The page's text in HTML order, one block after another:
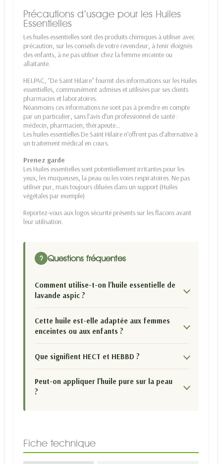
Précautions d’usage pour les Huiles
Essentielles
Les huiles essentielles sont des produits chimiques à utiliser avec
précaution, sur les conseils de votre revendeur, à tenir éloignés
des enfants, à ne pas utiliser chez la femme enceinte ou
allaitante.
HELPAC, "De Saint Hilaire" fournit des informations sur les Huiles
essentielles, communément admises et utilisées par ses clients
pharmacies et laboratoires.
Néanmoins ces informations ne sont pas à prendre en compte
par un particulier, sans l’avis d’un professionnel de santé :
médecin, pharmacien, thérapeute…
Les huiles essentielles De Saint Hilaire n’offrent pas d’alternative à
un traitement médical en cours.
Prenez garde
Les Huiles essentielles sont potentiellement irritantes pour les
yeux, les muqueuses, la peau ou les voies respiratoires. Ne pas
utiliser pur, mais toujours diluées dans un support (Huiles
végétales par exemple)
Reportez-vous aux logos sécurité présents sur les flacons avant
leur utilisation.
? Questions fréquentes
Comment utilise-t-on l'huile essentielle de
lavande aspic ?
Cette huile est-elle adaptée aux femmes
enceintes ou aux enfants ?
Que signifient HECT et HEBBD ?
Peut-on appliquer l'huile pure sur la peau
?
Fiche technique